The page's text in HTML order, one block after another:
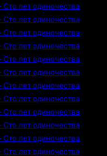
лет одиночества
лет одиночества
лет одиночества
лет одиночества
лет одиночества
лет одиночества
лет одиночества
лет одиночества
лет одиночества
лет одиночества
лет одиночества
лет одиночества